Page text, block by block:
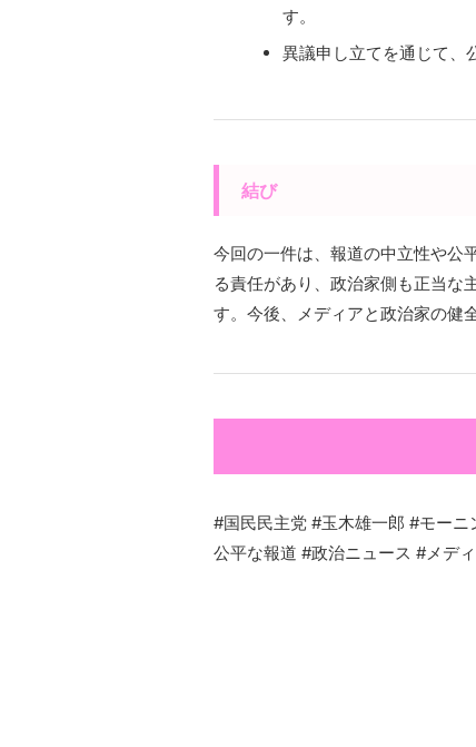
す。
異議申し立てを通じて、
結び
今回の一件は、報道の中立性や公
る責任があり、政治家側も正当な
す。今後、メディアと政治家の健
#国民民主党 #玉木雄一郎 #モー
公平な報道 #政治ニュース #メデ